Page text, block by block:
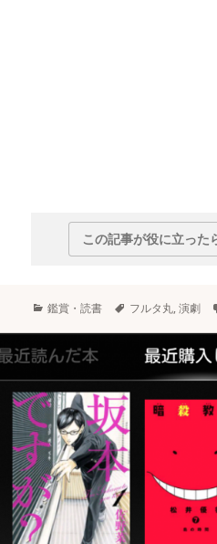
この記事が役に立った
カ
リ
鑑賞・読書
タ
フルタ丸,演劇